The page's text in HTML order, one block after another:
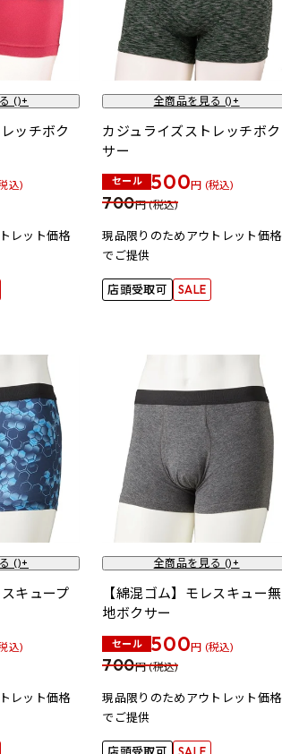
()+
ッチボク
込)
レット価格
全商品を見る ()+
カジュライズストレッチボク
サー
セール 500円 (税込)
700円 (税込)
現品限りのためアウトレット価格
でご提供
店頭受取可 SALE
()+
キュープ
込)
レット価格
全商品を見る ()+
【綿混ゴム】モレスキュー無
地ボクサー
セール 500円 (税込)
700円 (税込)
現品限りのためアウトレット価格
でご提供